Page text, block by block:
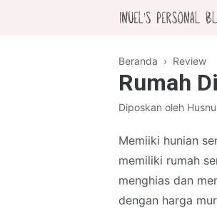
Beranda › Review
Rumah
Diposkan oleh
Memiiki hunian
memiliki rumah
menghias dan
dengan harga